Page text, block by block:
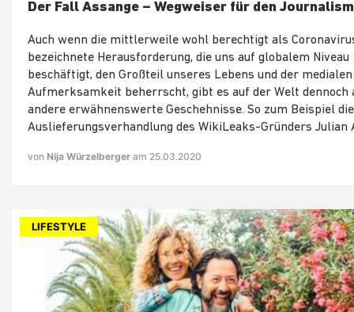
Der Fall Assange – Wegweiser für den
Auch wenn die mittlerweile wohl berechtigt als
bezeichnete Herausforderung, die uns auf globalem Niveau
beschäftigt, den Großteil unseres Lebens und der medialen
Aufmerksamkeit beherrscht, gibt es auf der Welt dennoch
andere erwähnenswerte Geschehnisse. So zum Beispiel die
Auslieferungsverhandlung des WikiLeaks-Gründers Julian
von Nija Würzelberger am 25.03.2020
LIFESTYLE